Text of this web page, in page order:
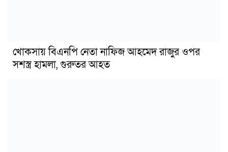
খোকসায় বিএনপি নেতা নাফিজ আহমেদ রাজুর ওপর
সশস্ত্র হামলা, গুরুতর আহত